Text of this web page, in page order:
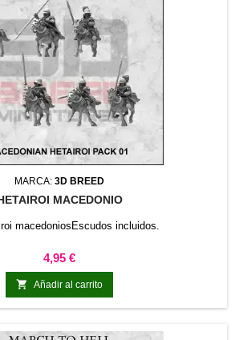
MARCA: 3D BREED
MACEDONIO
macedoniosEscudos incluidos.
Precio
4,95 €
 Añadir al carrito